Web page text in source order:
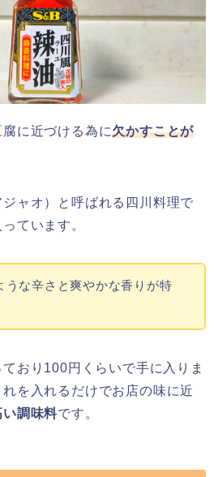
に近づける為に欠かすことが
ャオ）と呼ばれる四川料理で
ています。
うな辛さと爽やかな香りが特
おり100円くらいで手に入りま
を入れるだけでお店の味に近
調味料です。